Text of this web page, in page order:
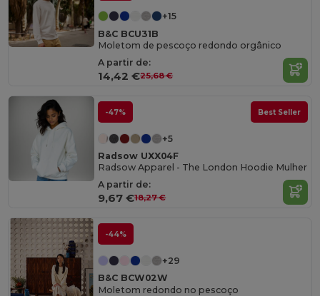
+15
B&C BCU31B
Moletom de pescoço redondo orgânico
A partir de:
14,42 €25,68 €
-47% Best Seller
+5
Radsow UXX04F
Radsow Apparel - The London Hoodie Mulher
A partir de:
9,67 €18,27 €
-44%
+29
B&C BCW02W
Moletom redondo no pescoço